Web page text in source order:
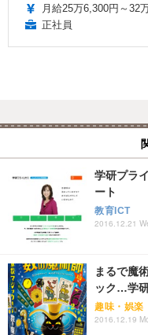
月給25万6,300円～32
正社員
学研プラ
ート
教育ICT
2016.12.21
まるで魔
ック…学
趣味・娯楽
2016.12.19